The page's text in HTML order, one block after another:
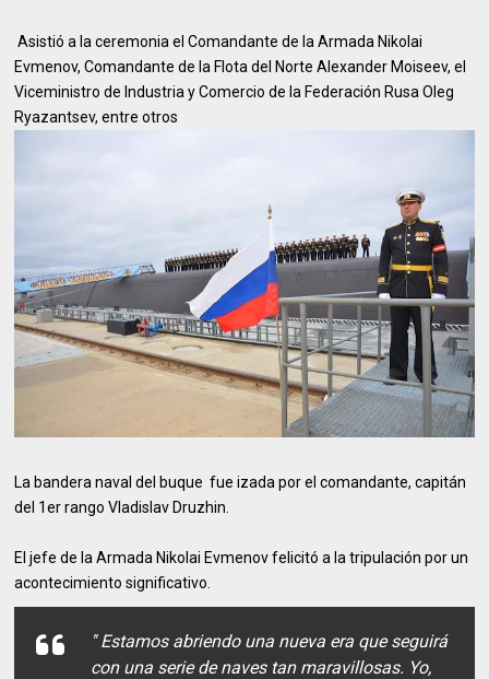
Asistió a la ceremonia el Comandante de la Armada Nikolai
Evmenov, Comandante de la Flota del Norte Alexander Moiseev, el
Viceministro de Industria y Comercio de la Federación Rusa Oleg
Ryazantsev, entre otros
La bandera naval del buque fue izada por el comandante, capitán
del 1er rango Vladislav Druzhin.
El jefe de la Armada Nikolai Evmenov felicitó a la tripulación por un
acontecimiento significativo.
′′ Estamos abriendo una nueva era que seguirá
con una serie de naves tan maravillosas. Yo,